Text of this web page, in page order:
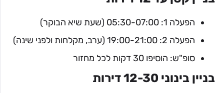
הפעלה 1: 05:30-07:00 (שעת שיא הבוקר)
הפעלה 2: 19:00-21:00 (ערב, מקלחות ולפני שינה)
סופ"ש: הוסיפו 30 דקות לכל מחזור
בניין בינוני 12-30 דירות